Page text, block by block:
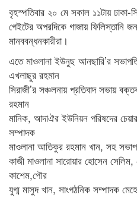
বৃহস্পতিবার ২০ মে সকাল ১১টায় ঢাকা-
গেইটের অপরদিকে গাজায় ফিলিস্তানি
মানববন্ধনকারীরা।
এতে মাওলানা ইউনুছ আনছারি’র
এখলাছুর রহমান
সিরাজী’র সঞ্চলনায় প্রতিবাদ সভায়
রহমান
মানিক, আদাঐর ইউনিয়ন পরিষদের
সম্পাদক
মাওলানা আতিকুর রহমান খান, সহ
কাজী মাওলানা সারোয়ার হোসেন
কাশেম,পৌর
যুগ্ম মাসুদ খান, সাংগঠনিক সম্পাদক